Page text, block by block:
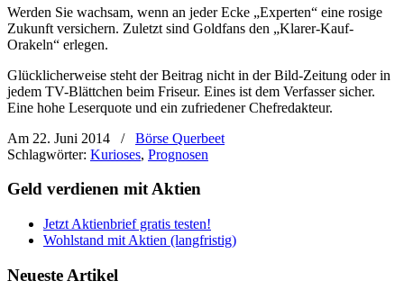
Werden Sie wachsam, wenn an jeder Ecke „Experten“ eine rosige
Zukunft versichern. Zuletzt sind Goldfans den „Klarer-Kauf-
Orakeln“ erlegen.
Glücklicherweise steht der Beitrag nicht in der Bild-Zeitung oder in
jedem TV-Blättchen beim Friseur. Eines ist dem Verfasser sicher.
Eine hohe Leserquote und ein zufriedener Chefredakteur.
Am 22. Juni 2014
/
Börse Querbeet
Schlagwörter: Kurioses, Prognosen
Geld verdienen mit Aktien
Jetzt Aktienbrief gratis testen!
Wohlstand mit Aktien (langfristig)
Neueste Artikel